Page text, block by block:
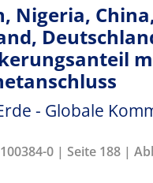
Nigeria,
- Globale
0 | Seite 188 |